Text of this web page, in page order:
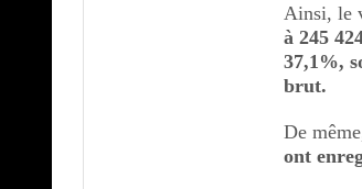
Ainsi, le
à 245
37,1%,
brut.
De
ont